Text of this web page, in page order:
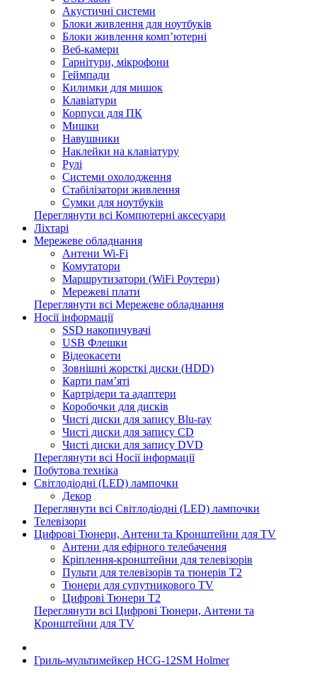
Акустичні системи
Блоки живлення для ноутбуків
Блоки живлення комп’ютерні
Веб-камери
Гарнітури, мікрофони
Геймпади
Килимки для мишок
Клавіатури
Корпуси для ПК
Мишки
Навушники
Наклейки на клавіатуру
Рулі
Системи охолодження
Стабілізатори живлення
Сумки для ноутбуків
Переглянути всі Компютерні аксесуари
Ліхтарі
Мережеве обладнання
Антени Wi-Fi
Комутатори
Маршрутизатори (WiFi Роутери)
Мережеві плати
Переглянути всі Мережеве обладнання
Носії інформації
SSD накопичувачі
USB Флешки
Відеокасети
Зовнішні жорсткі диски (HDD)
Карти пам’яті
Картрідери та адаптери
Коробочки для дисків
Чисті диски для запису Blu-ray
Чисті диски для запису CD
Чисті диски для запису DVD
Переглянути всі Носії інформації
Побутова техніка
Світлодіодні (LED) лампочки
Декор
Переглянути всі Світлодіодні (LED) лампочки
Телевізори
Цифрові Тюнери, Антени та Кронштейни для TV
Антени для ефірного телебачення
Кріплення-кронштейни для телевізорів
Пульти для телевізорів та тюнерів T2
Тюнери для супутникового TV
Цифрові Тюнери T2
Переглянути всі Цифрові Тюнери, Антени та
Кронштейни для TV
Гриль-мультимейкер HCG-12SM Holmer